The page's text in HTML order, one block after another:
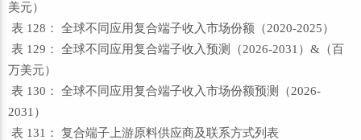
美元）
表 128： 全球不同应用复合端子收入市场份额（2020-2025）
表 129： 全球不同应用复合端子收入预测（2026-2031）&（百
万美元）
表 130： 全球不同应用复合端子收入市场份额预测（2026-
2031）
表 131： 复合端子上游原料供应商及联系方式列表